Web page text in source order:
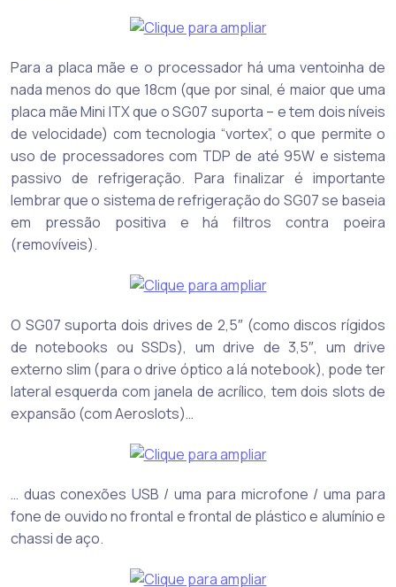
Para a placa mãe e o processador há uma ventoinha de
nada menos do que 18cm (que por sinal, é maior que uma
placa mãe Mini ITX que o SG07 suporta – e tem dois níveis
de velocidade) com tecnologia “vortex”, o que permite o
uso de processadores com TDP de até 95W e sistema
passivo de refrigeração. Para finalizar é importante
lembrar que o sistema de refrigeração do SG07 se baseia
em pressão positiva e há filtros contra poeira
(removíveis).
O SG07 suporta dois drives de 2,5″ (como discos rígidos
de notebooks ou SSDs), um drive de 3,5″, um drive
externo slim (para o drive óptico a lá notebook), pode ter
lateral esquerda com janela de acrílico, tem dois slots de
expansão (com Aeroslots)…
… duas conexões USB / uma para microfone / uma para
fone de ouvido no frontal e frontal de plástico e alumínio e
chassi de aço.